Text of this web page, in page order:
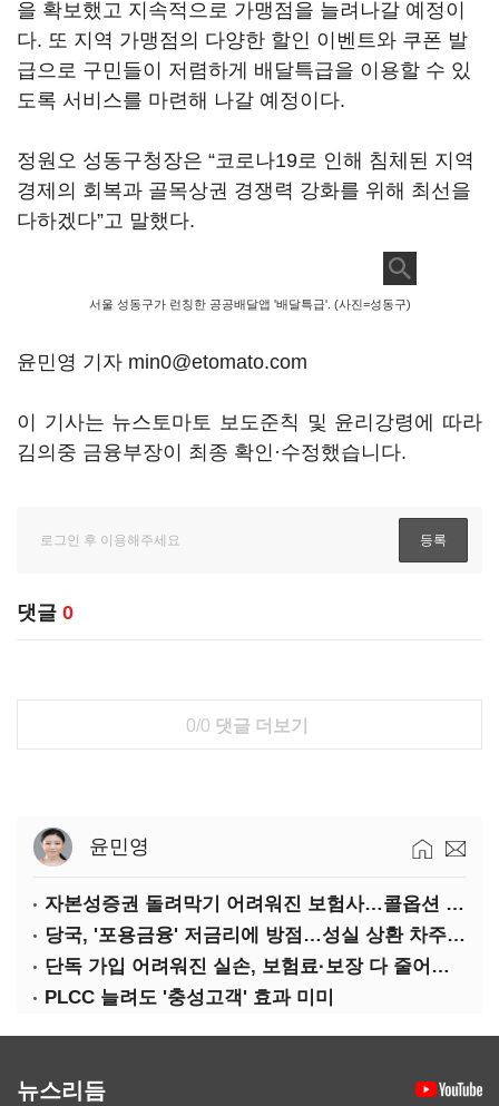
을 확보했고 지속적으로 가맹점을 늘려나갈 예정이
다. 또 지역 가맹점의 다양한 할인 이벤트와 쿠폰 발
급으로 구민들이 저렴하게 배달특급을 이용할 수 있
도록 서비스를 마련해 나갈 예정이다.
정원오 성동구청장은 “코로나19로 인해 침체된 지역
경제의 회복과 골목상권 경쟁력 강화를 위해 최선을
다하겠다”고 말했다.
서울 성동구가 런칭한 공공배달앱 '배달특급'. (사진=성동구)
윤민영 기자 min0@etomato.com
이 기사는 뉴스토마토 보도준칙 및 윤리강령에 따라
김의중 금융부장이 최종 확인·수정했습니다.
댓글 0
0/0 댓글 더보기
윤민영
자본성증권 돌려막기 어려워진 보험사…콜옵션 부담 급증
당국, '포용금융' 저금리에 방점…성실 상환 차주는 '역차별'
단독 가입 어려워진 실손, 보험료·보장 다 줄어든 5세대는?
PLCC 늘려도 '충성고객' 효과 미미
뉴스리듬